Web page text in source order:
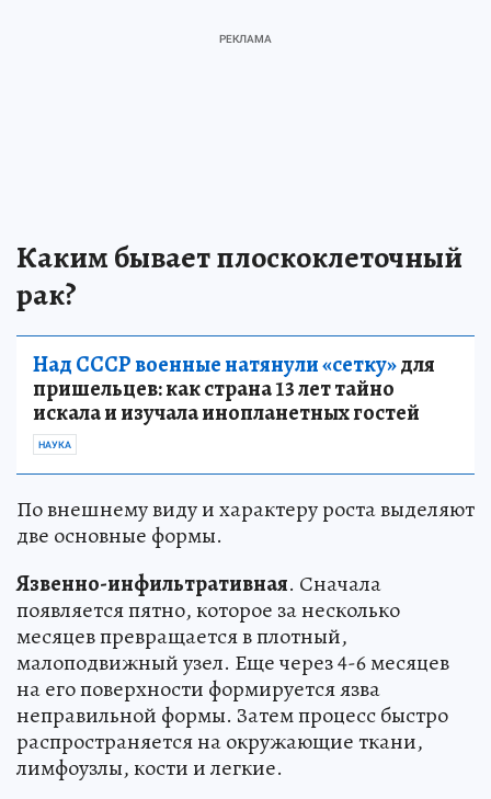
Каким бывает плоскоклеточный
рак?
Над СССР военные натянули «сетку»для
пришельцев: как страна 13 лет тайно
искала и изучала инопланетных гостей
НАУКА
По внешнему виду и характеру роста выделяют
две основные формы.
Язвенно-инфильтративная. Сначала
появляется пятно, которое за несколько
месяцев превращается в плотный,
малоподвижный узел. Еще через 4-6 месяцев
на его поверхности формируется язва
неправильной формы. Затем процесс быстро
распространяется на окружающие ткани,
лимфоузлы, кости и легкие.